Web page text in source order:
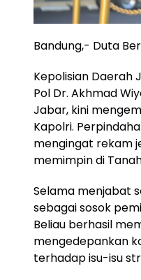
Bandung,- Duta
Kepolisian Daerah
Pol Dr. Akhmad
Jabar, kini
Kapolri.
mengingat rekam
memimpin di
Selama menjabat
sebagai sosok
Beliau berhasil
mengedepankan
terhadap isu-isu